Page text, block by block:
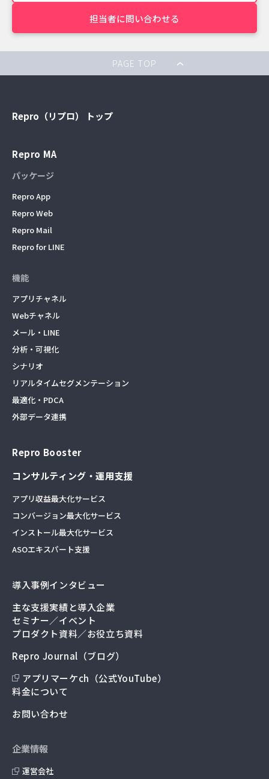
担当者に問い合わせる
PAGE TOP
Repro（リプロ） トップ
Repro MA
パッケージ
Repro App
Repro Web
Repro Mail
Repro for LINE
機能
アプリチャネル
Webチャネル
メール・LINE
分析・可視化
シナリオ
リアルタイムセグメンテーション
最適化・PDCA
外部データ連携
Repro Booster
コンサルティング・運用支援
アプリ収益最大化サービス
コンバージョン最大化サービス
インストール最大化サービス
ASOエキスパート支援
導入事例インタビュー
主な支援実績と導入企業
セミナー／イベント
プロダクト資料／お役立ち資料
Repro Journal（ブログ）
アプリマーケch（公式YouTube）
料金について
お問い合わせ
企業情報
運営会社